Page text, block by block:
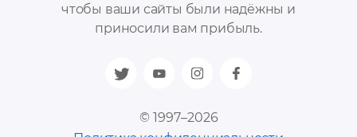
чтобы ваши сайты были надёжны и
приносили вам прибыль.
© 1997–2026